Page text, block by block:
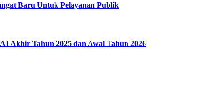
Baru Untuk Pelayanan Publik
Akhir Tahun 2025 dan Awal Tahun 2026